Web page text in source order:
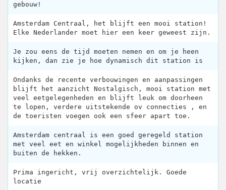
gebouw!
Amsterdam Centraal, het blijft een mooi station!
Elke Nederlander moet hier een keer geweest zijn.
Je zou eens de tijd moeten nemen en om je heen
kijken, dan zie je hoe dynamisch dit station is
Ondanks de recente verbouwingen en aanpassingen
blijft het aanzicht Nostalgisch, mooi station met
veel eetgelegenheden en blijft leuk om doorheen
te lopen, verdere uitstekende ov connecties , en
de toeristen voegen ook een sfeer apart toe.
Amsterdam centraal is een goed geregeld station
met veel eet en winkel mogelijkheden binnen en
buiten de hekken.
Prima ingericht, vrij overzichtelijk. Goede
locatie